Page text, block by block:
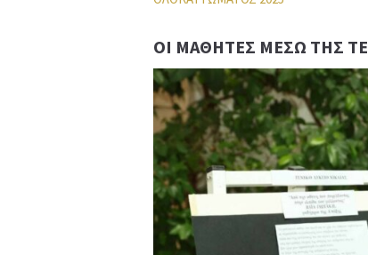
ΟΙ ΜΑΘΗΤΈΣ ΜΈΣΩ ΤΗΣ